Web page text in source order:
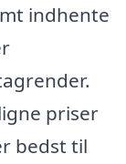
indhente
priser
bedst til